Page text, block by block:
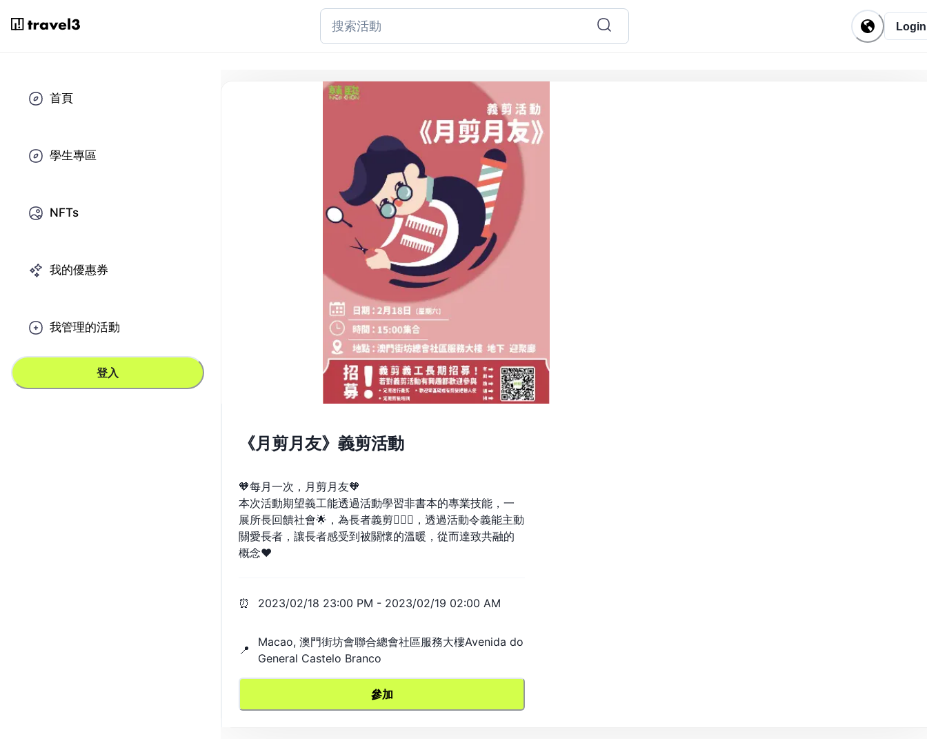
Login
首頁
學生專區
NFTs
我的優惠券
我管理的活動
登入
《月剪月友》義剪活動
🧡每月一次，月剪月友🧡
本次活動期望義工能透過活動學習非書本的專業技能，一
展所長回饋社會🌟，為長者義剪💇🏼‍♂️，透過活動令義能主動
關愛長者，讓長者感受到被關懷的溫暖，從而達致共融的
概念❤️
⏰ 2023/02/18 23:00 PM - 2023/02/19 02:00 AM
📍
Macao, 澳門街坊會聯合總會社區服務大樓Avenida do
General Castelo Branco
參加